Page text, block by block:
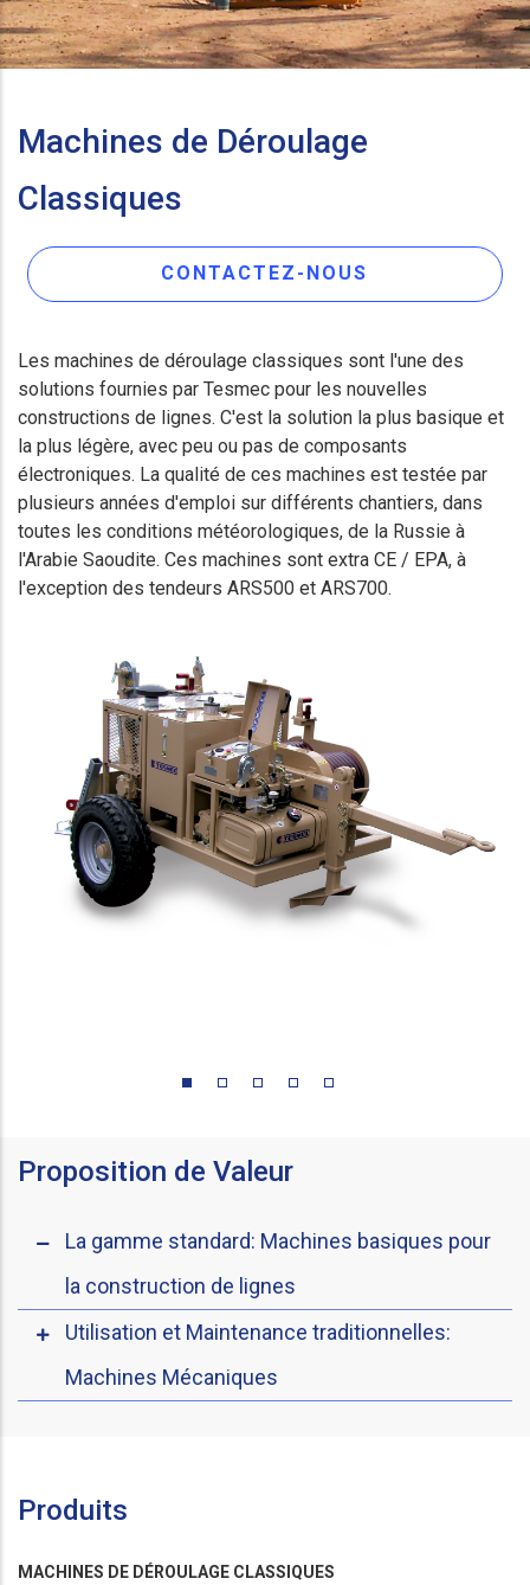
Machines de Déroulage
Classiques
CONTACTEZ-NOUS
Les machines de déroulage classiques sont l'une des
solutions fournies par Tesmec pour les nouvelles
constructions de lignes. C'est la solution la plus basique et
la plus légère, avec peu ou pas de composants
électroniques. La qualité de ces machines est testée par
plusieurs années d'emploi sur différents chantiers, dans
toutes les conditions météorologiques, de la Russie à
l'Arabie Saoudite. Ces machines sont extra CE / EPA, à
l'exception des tendeurs ARS500 et ARS700.
Proposition de Valeur
La gamme standard: Machines basiques pour
la construction de lignes
Utilisation et Maintenance traditionnelles:
Machines Mécaniques
Produits
MACHINES DE DÉROULAGE CLASSIQUES